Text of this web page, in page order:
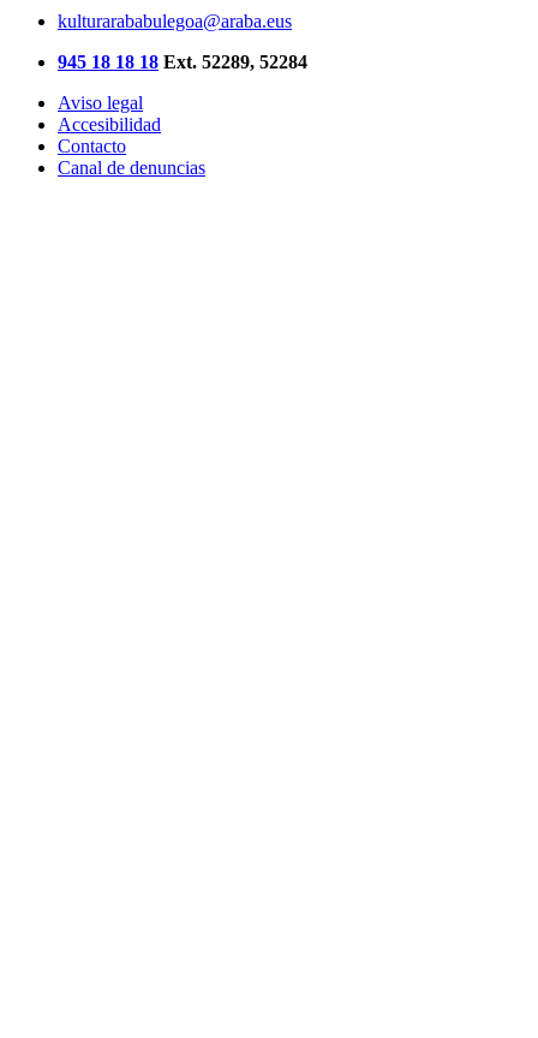
kulturarababulegoa@araba.eus
945 18 18 18 Ext. 52289, 52284
Aviso legal
Accesibilidad
Contacto
Canal de denuncias